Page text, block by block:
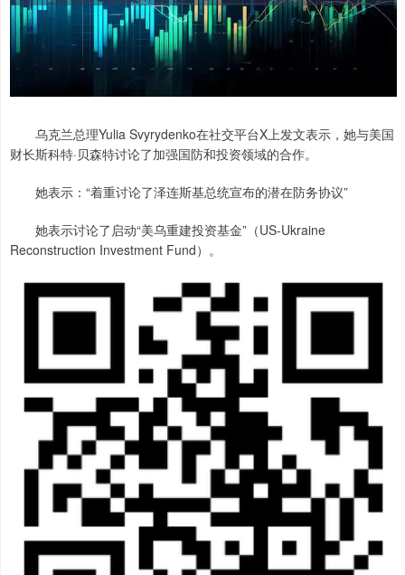
乌克兰总理Yulia Svyrydenko在社交平台X上发文表示，她与美国
财长斯科特·贝森特讨论了加强国防和投资领域的合作。
她表示：“着重讨论了泽连斯基总统宣布的潜在防务协议”
她表示讨论了启动“美乌重建投资基金”（US-Ukraine
Reconstruction Investment Fund）。